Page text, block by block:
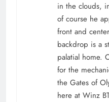
in the clouds,
of course he
front and
backdrop is a
palatial home.
for the
the Gates of
here at Winz